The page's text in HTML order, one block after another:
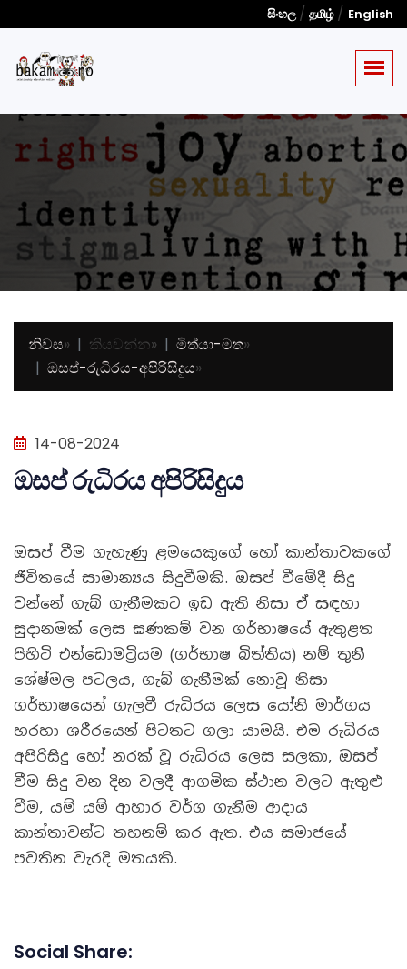
සිංහල/ தமிழ் / English
නිවස» කියවන්න» මිත්යා-මත»
ඔසප්-රුධිරය-අපිරිසිදුය»
14-08-2024
ඔසප් රුධිරය අපිරිසිදුය
ඔසප් වීම ගැහැණු ළමයෙකුගේ හෝ කාන්තාවකගේ
ජීවිතයේ සාමාන්‍යය සිදුවීමකි. ඔසප් වීමේදී සිදු
වන්නේ ගැබ් ගැනීමකට ඉඩ ඇති නිසා ඒ සඳහා
සුදානමක් ලෙස ඝණකම් වන ගර්භාෂයේ ඇතුළත
පිහිටි එන්ඩොමට්‍රියම (ගර්භාෂ බිත්තිය) නම් තුනී
ශේෂ්මල පටලය, ගැබ් ගැනීමක් නොවූ නිසා
ගර්භාෂයෙන් ගැලවී රුධිරය ලෙස යෝනි මාර්ගය
හරහා ශරීරයෙන් පිටතට ගලා යාමයි. එම රුධිරය
අපිරිසිදු හෝ නරක් වූ රුධිරය ලෙස සලකා, ඔසප්
වීම සිදු වන දින වලදී ආගමික ස්ථාන වලට ඇතුළු
වීම, යම් යම් ආහාර වර්ග ගැනීම ආදාය
කාන්තාවන්ට තහනම් කර ඇත. එය සමාජයේ
පවතින වැරදි මතයකි.
Social Share: